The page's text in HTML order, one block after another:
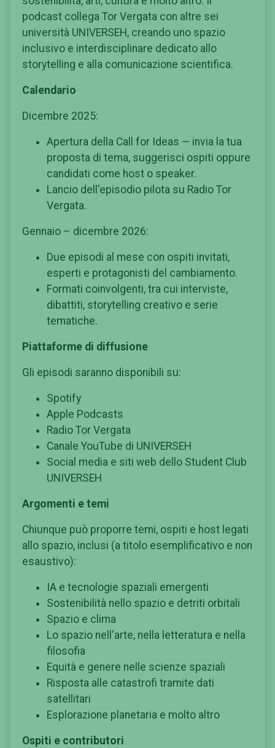
podcast collega Tor Vergata con altre sei
università UNIVERSEH, creando uno spazio
inclusivo e interdisciplinare dedicato allo
storytelling e alla comunicazione scientifica.
Calendario
Dicembre 2025:
Apertura della Call for Ideas — invia la tua
proposta di tema, suggerisci ospiti oppure
candidati come host o speaker.
Lancio dell'episodio pilota su Radio Tor
Vergata.
Gennaio – dicembre 2026:
Due episodi al mese con ospiti invitati,
esperti e protagonisti del cambiamento.
Formati coinvolgenti, tra cui interviste,
dibattiti, storytelling creativo e serie
tematiche.
Piattaforme di diffusione
Gli episodi saranno disponibili su:
Spotify
Apple Podcasts
Radio Tor Vergata
Canale YouTube di UNIVERSEH
Social media e siti web dello Student Club
UNIVERSEH
Argomenti e temi
Chiunque può proporre temi, ospiti e host legati
allo spazio, inclusi (a titolo esemplificativo e non
esaustivo):
IA e tecnologie spaziali emergenti
Sostenibilità nello spazio e detriti orbitali
Spazio e clima
Lo spazio nell'arte, nella letteratura e nella
filosofia
Equità e genere nelle scienze spaziali
Risposta alle catastrofi tramite dati
satellitari
Esplorazione planetaria e molto altro
Ospiti e contributori